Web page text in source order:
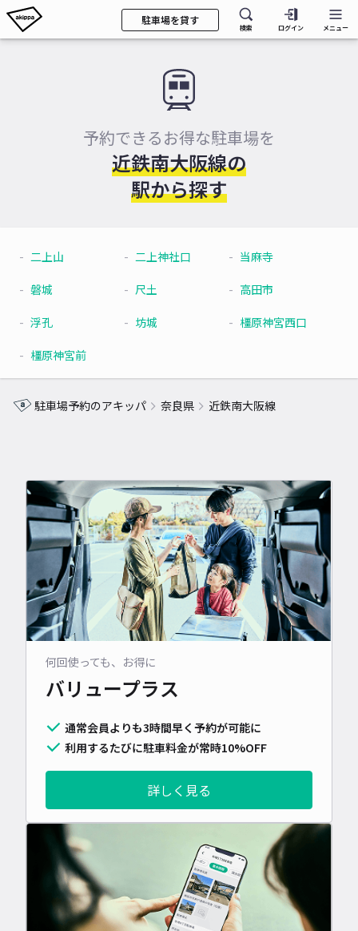
駐車場を貸す
検索 ログイン メニュー
予約できるお得な駐車場を
近鉄南大阪線の
駅から探す
二上山 二上神社口 当麻寺
磐城 尺土 高田市
浮孔 坊城 橿原神宮西口
橿原神宮前
駐車場予約のアキッパ 奈良県 近鉄南大阪線
何回使っても、お得に
バリュープラス
通常会員よりも3時間早く予約が可能に
利用するたびに駐車料金が常時10%OFF
詳しく見る